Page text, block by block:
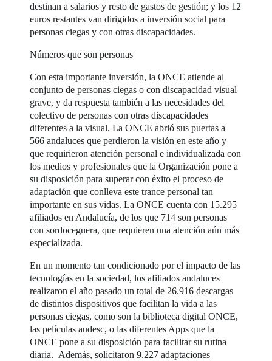
destinan a salarios y resto de gastos de gestión; y los 12
euros restantes van dirigidos a inversión social para
personas ciegas y con otras discapacidades.
Números que son personas
Con esta importante inversión, la ONCE atiende al
conjunto de personas ciegas o con discapacidad visual
grave, y da respuesta también a las necesidades del
colectivo de personas con otras discapacidades
diferentes a la visual. La ONCE abrió sus puertas a
566 andaluces que perdieron la visión en este año y
que requirieron atención personal e individualizada con
los medios y profesionales que la Organización pone a
su disposición para superar con éxito el proceso de
adaptación que conlleva este trance personal tan
importante en sus vidas. La ONCE cuenta con 15.295
afiliados en Andalucía, de los que 714 son personas
con sordoceguera, que requieren una atención aún más
especializada.
En un momento tan condicionado por el impacto de las
tecnologías en la sociedad, los afiliados andaluces
realizaron el año pasado un total de 26.916 descargas
de distintos dispositivos que facilitan la vida a las
personas ciegas, como son la biblioteca digital ONCE,
las películas audesc, o las diferentes Apps que la
ONCE pone a su disposición para facilitar su rutina
diaria. Además, solicitaron 9.227 adaptaciones